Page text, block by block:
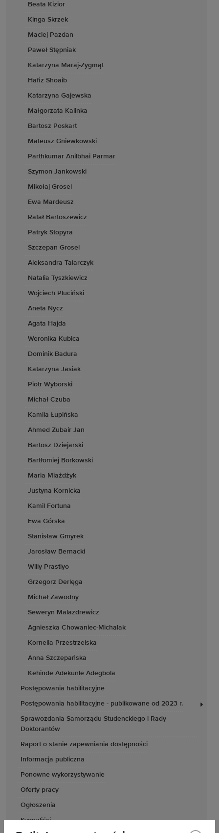
Beata Kizior
Kinga Skrzek
Maciej Pazdan
Paweł Stępniak
Katarzyna Maraj-Zygmąt
Hafiz Shoaib
Katarzyna Gajewska
Małgorzata Kalinka
Bartosz Poskart
Mateusz Gniewkowski
Parthkumar Anilbhai Parmar
Szymon Jankowski
Mikołaj Grosel
Ewa Mardeusz
Rafał Bartoszewicz
Patryk Stopyra
Szczepan Grosel
Aleksandra Talarczyk
Natalia Tyszkiewicz
Wojciech Pluciński
Aneta Nycz
Agata Hajda
Weronika Kubica
Dominik Badura
Katarzyna Jasiak
Piotr Wyborski
Michał Czuba
Kamila Łupińska
Ahmed Zubair Jan
Bartosz Dziejarski
Bartłomiej Borkowski
Maria Miażdżyk
Justyna Kornicka
Kamil Fortuna
Ewa Górska
Stanisław Gmyrek
Jarosław Bernacki
Willy Prastiyo
Grzegorz Derlęga
Michał Zawodny
Seweryn Malazdrewicz
Agnieszka Chowaniec-Michalak
Kornelia Przestrzelska
Anna Szczepańska
Kehinde Adekunle Adegbola
Postępowania habilitacyjne
Postępowania habilitacyjne - publikowane od 2023 r.
Sprawozdania Samorządu Studenckiego i Rady
Doktorantów
Raport o stanie zapewniania dostępności
Informacja publiczna
Ponowne wykorzystywanie
Oferty pracy
Ogłoszenia
Sygnaliści